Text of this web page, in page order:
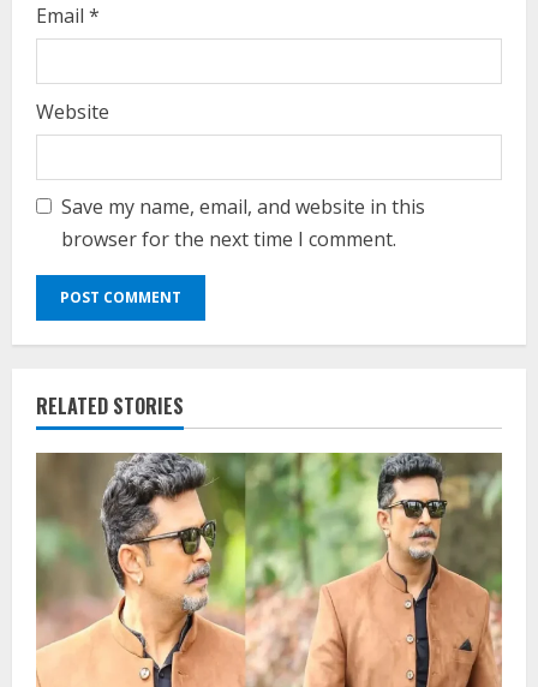
Email *
Website
Save my name, email, and website in this
browser for the next time I comment.
RELATED STORIES